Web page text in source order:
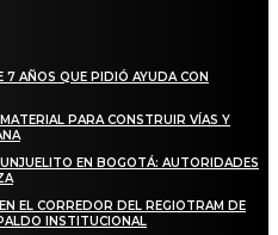
7 AÑOS QUE PIDIÓ AYUDA CON
PARA CONSTRUIR VÍAS Y
EN BOGOTÁ: AUTORIDADES
EL CORREDOR DEL REGIOTRAM DE
INSTITUCIONAL